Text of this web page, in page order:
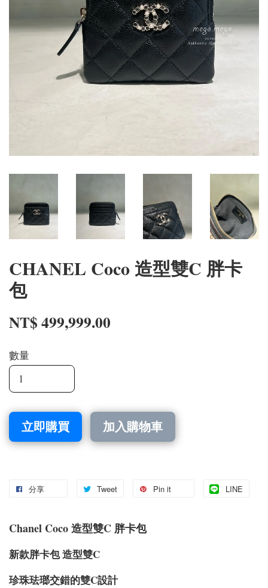
CHANEL Coco 造型雙C 胖卡
包
NT$ 499,999.00
數量
立即購買 加入購物車
分享 Tweet Pin it LINE
Chanel Coco 造型雙C 胖卡包
新款胖卡包 造型雙C
珍珠珐瑯交錯的雙C設計